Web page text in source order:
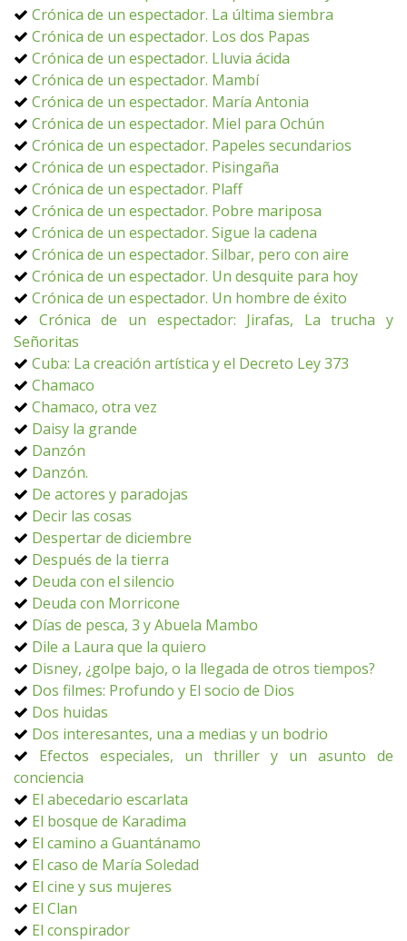
Crónica de un espectador. La última siembra
Crónica de un espectador. Los dos Papas
Crónica de un espectador. Lluvia ácida
Crónica de un espectador. Mambí
Crónica de un espectador. María Antonia
Crónica de un espectador. Miel para Ochún
Crónica de un espectador. Papeles secundarios
Crónica de un espectador. Pisingaña
Crónica de un espectador. Plaff
Crónica de un espectador. Pobre mariposa
Crónica de un espectador. Sigue la cadena
Crónica de un espectador. Silbar, pero con aire
Crónica de un espectador. Un desquite para hoy
Crónica de un espectador. Un hombre de éxito
Crónica de un espectador: Jirafas, La trucha y
Señoritas
Cuba: La creación artística y el Decreto Ley 373
Chamaco
Chamaco, otra vez
Daisy la grande
Danzón
Danzón.
De actores y paradojas
Decir las cosas
Despertar de diciembre
Después de la tierra
Deuda con el silencio
Deuda con Morricone
Días de pesca, 3 y Abuela Mambo
Dile a Laura que la quiero
Disney, ¿golpe bajo, o la llegada de otros tiempos?
Dos filmes: Profundo y El socio de Dios
Dos huidas
Dos interesantes, una a medias y un bodrio
Efectos especiales, un thriller y un asunto de
conciencia
El abecedario escarlata
El bosque de Karadima
El camino a Guantánamo
El caso de María Soledad
El cine y sus mujeres
El Clan
El conspirador